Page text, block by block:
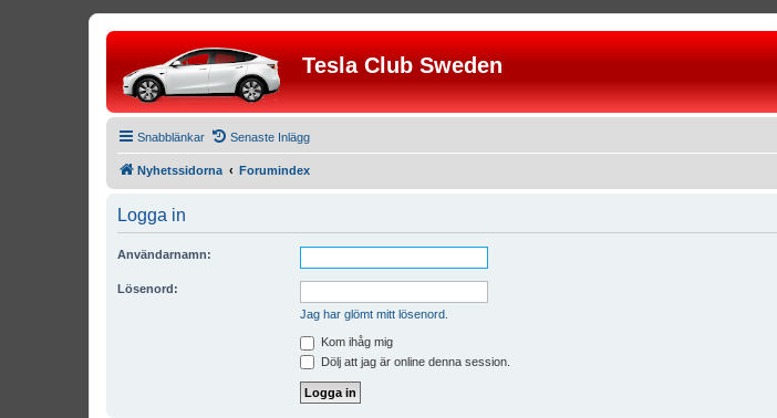
Tesla Club Sweden
Snabblänkar Senaste Inlägg
Nyhetssidorna Forumindex
Logga in
Användarnamn:
Lösenord:
Jag har glömt mitt lösenord.
Kom ihåg mig
Dölj att jag är online denna session.